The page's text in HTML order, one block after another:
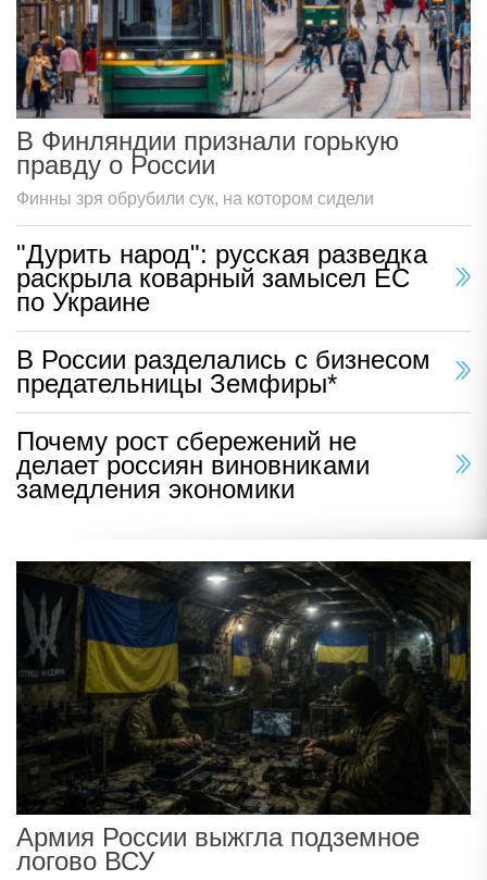
В Финляндии признали горькую
правду о России
Финны зря обрубили сук, на котором сидели
"Дурить народ": русская разведка
раскрыла коварный замысел ЕС
по Украине
В России разделались с бизнесом
предательницы Земфиры*
Почему рост сбережений не
делает россиян виновниками
замедления экономики
Армия России выжгла подземное
логово ВСУ